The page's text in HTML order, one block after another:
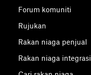
Forum komuniti
Rujukan
Rakan niaga penjual
Rakan niaga integrasi